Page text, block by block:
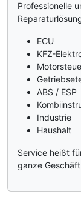
Professionelle
ECU
KFZ-
ABS / ESP
Industrie
Haushalt
Service heißt
ganze